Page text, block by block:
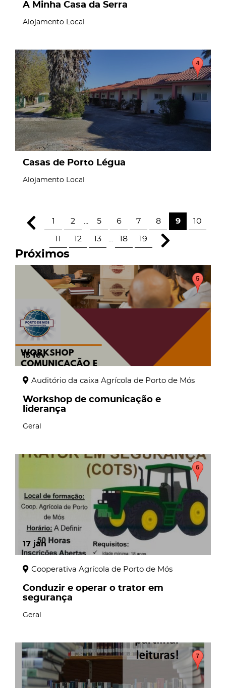
A Minha Casa da Serra
Alojamento Local
page
Casas de Porto Légua
Alojamento Local
1 2 5 6 7 8 9 10
11 12 13 18 19
Próximos
13 fev
Auditório da caixa Agrícola de Porto de Mós
Workshop de comunicação e
liderança
Geral
17 jan
Cooperativa Agrícola de Porto de Mós
Conduzir e operar o trator em
segurança
Geral